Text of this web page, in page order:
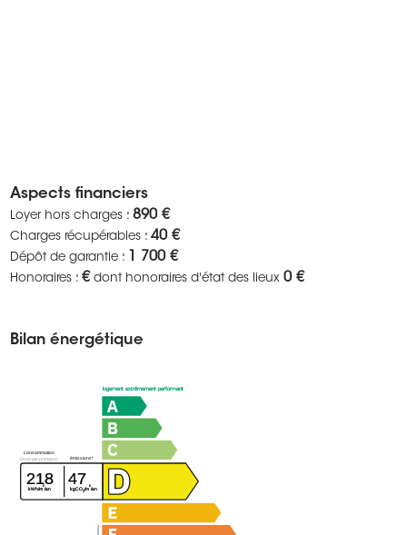
Aspects financiers
Loyer hors charges :890 €
Charges récupérables :40 €
Dépôt de garantie : 1 700 €
Honoraires :€ dont honoraires d'état des lieux0 €
Bilan énergétique
logement extrêmement performant
consommation
(énergie primaire)
218
kWh/m²/an
émissions*
47
kgCO2/m
²
/an